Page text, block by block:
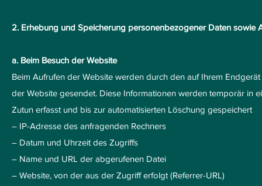
2. Erhebung und Speicherung personenbezogener Daten sowie
a. Beim Besuch der Website
Beim Aufrufen der Website werden durch den auf Ihrem
der Website gesendet. Diese Informationen werden temporär in
Zutun erfasst und bis zur automatisierten Löschung gespeichert
– IP-Adresse des anfragenden Rechners
– Datum und Uhrzeit des Zugriffs
– Name und URL der abgerufenen Datei
– Website, von der aus der Zugriff erfolgt (Referrer-URL)